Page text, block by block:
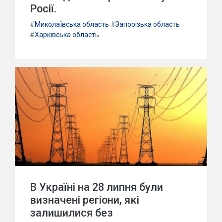
Росії.
#Миколаївська область #Запорізька область
#Харківська область
В Україні на 28 липня були
визначені регіони, які
залишилися без